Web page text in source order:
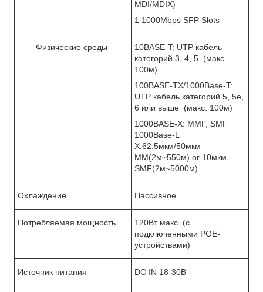
MDI/MDIX)
1 1000Mbps SFP Slots
Физические среды
10BASE-T: UTP кабель
категорий 3, 4, 5 (макс.
100м)
100BASE-TX/1000Base-T:
UTP кабель категорий 5, 5e,
6 или выше (макс. 100м)
1000BASE-X: MMF, SMF
1000Base-L
X:62.5мкм/50мкм
MM(2м~550м) or 10мкм
SMF(2м~5000м)
Охлаждение Пассивное
Потребляемая мощность
120Вт макс. (с
подключенными POE-
устройствами)
Источник питания DC IN 18-30В